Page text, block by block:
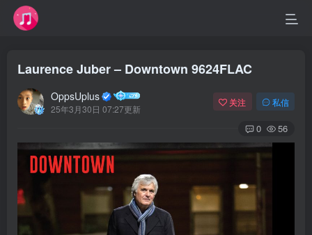
Laurence Juber – Downtown 9624FLAC
OppsUplus
25年3月30日 07:27更新
关注 私信
0 56